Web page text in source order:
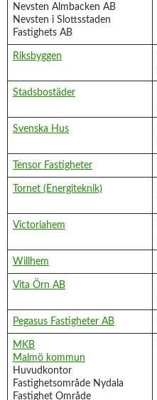
Nevsten Almbacken AB
Nevsten i Slottsstaden
Fastighets AB
Riksbyggen
Stadsbostäder
Svenska Hus
Tensor Fastigheter
Tornet (Energiteknik)
Victoriahem
Willhem
Vita Örn AB
Pegasus Fastigheter AB
MKB
Malmö kommun
Huvudkontor
Fastighetsområde Nydala
Fastighet Område